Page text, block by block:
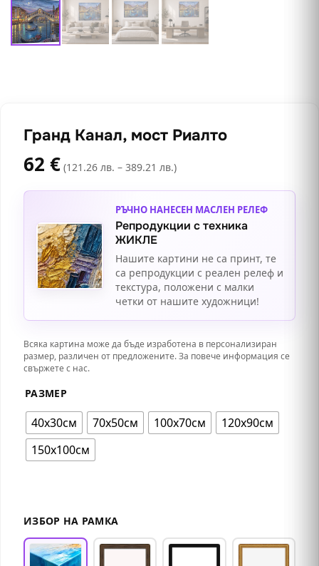
Гранд Канал, мост Риалто
62 € (121.26 лв. – 389.21 лв.)
РЪЧНО НАНЕСЕН МАСЛЕН РЕЛЕФ
Репродукции с техника
ЖИКЛЕ
Нашите картини не са принт, те
са репродукции с реален релеф и
текстура, положени с малки
четки от нашите художници!
Всяка картина може да бъде изработена в персонализиран
размер, различен от предложените. За повече информация се
свържете с нас.
РАЗМЕР
40х30см 70х50см 100х70см
120х90см
150х100см
ИЗБОР НА РАМКА